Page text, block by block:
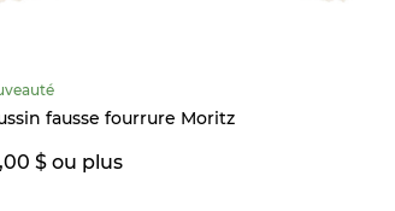
fausse fourrure Moritz
$ ou plus